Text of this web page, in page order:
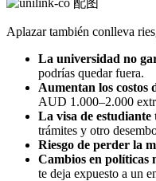
Aplazar también conlleva
La universidad no
podrías quedar fuera.
Aumentan los costos
AUD 1.000–2.000
La visa de
trámites y otro
Riesgo de perder la
Cambios en políticas
te deja expuesto a un